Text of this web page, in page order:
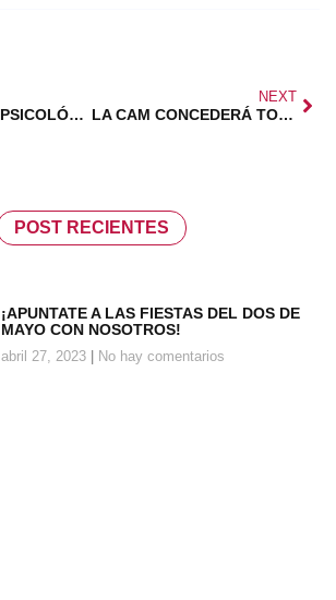
TRATAMIENTO PSICOLÓGICO CON DESCUENTO
NEXT
LA CAM CONCEDERÁ TODAS LAS BECAS DE COMEDOR
POST RECIENTES
¡APUNTATE A LAS FIESTAS DEL DOS DE
MAYO CON NOSOTROS!
abril 27, 2023 No hay comentarios